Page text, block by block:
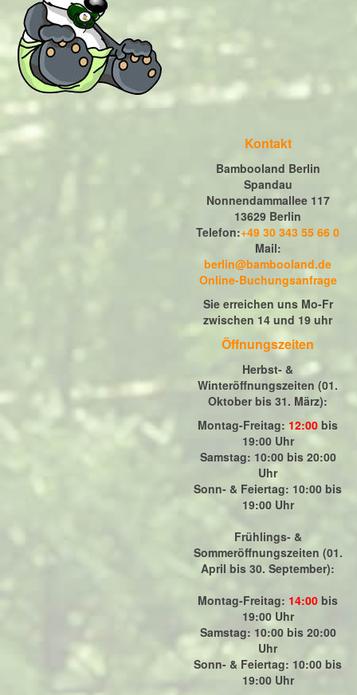
Kontakt
Bambooland Berlin
Spandau
Nonnendammallee 117
13629 Berlin
Telefon:+49 30 343 55 66 0
Mail:
berlin@bambooland.de
Online-Buchungsanfrage
Sie erreichen uns Mo-Fr
zwischen 14 und 19 uhr
Öffnungszeiten
Herbst- &
Winteröffnungszeiten (01.
Oktober bis 31. März):
Montag-Freitag: 12:00 bis
19:00 Uhr
Samstag: 10:00 bis 20:00
Uhr
Sonn- & Feiertag: 10:00 bis
19:00 Uhr
Frühlings- &
Sommeröffnungszeiten (01.
April bis 30. September):
Montag-Freitag: 14:00 bis
19:00 Uhr
Samstag: 10:00 bis 20:00
Uhr
Sonn- & Feiertag: 10:00 bis
19:00 Uhr